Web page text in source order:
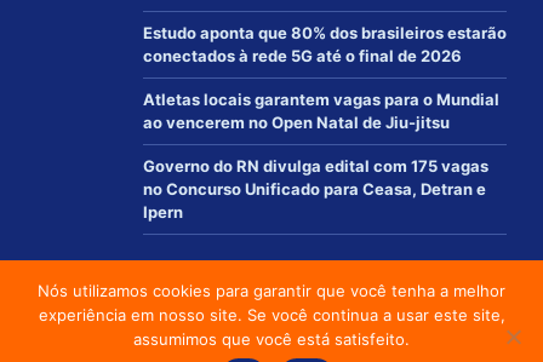
Estudo aponta que 80% dos brasileiros estarão
conectados à rede 5G até o final de 2026
Atletas locais garantem vagas para o Mundial
ao vencerem no Open Natal de Jiu-jitsu
Governo do RN divulga edital com 175 vagas
no Concurso Unificado para Ceasa, Detran e
Ipern
© 2012 - 2021 | www.macaurn.com.br - Todos os direitos reservados
Desenvolvido por:
Nós utilizamos cookies para garantir que você tenha a melhor
experiência em nosso site. Se você continua a usar este site,
assumimos que você está satisfeito.